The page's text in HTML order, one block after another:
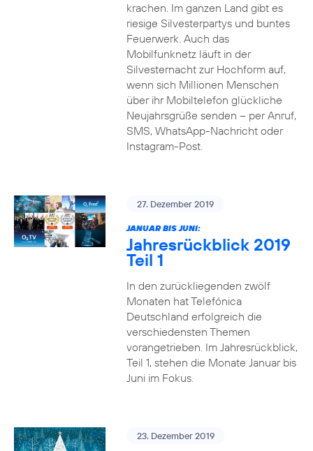
krachen. Im ganzen Land gibt es
riesige Silvesterpartys und buntes
Feuerwerk. Auch das
Mobilfunknetz läuft in der
Silvesternacht zur Hochform auf,
wenn sich Millionen Menschen
über ihr Mobiltelefon glückliche
Neujahrsgrüße senden – per Anruf,
SMS, WhatsApp-Nachricht oder
Instagram-Post.
27. Dezember 2019
JANUAR BIS JUNI:
Jahresrückblick 2019
Teil 1
In den zurückliegenden zwölf
Monaten hat Telefónica
Deutschland erfolgreich die
verschiedensten Themen
vorangetrieben. Im Jahresrückblick,
Teil 1, stehen die Monate Januar bis
Juni im Fokus.
23. Dezember 2019